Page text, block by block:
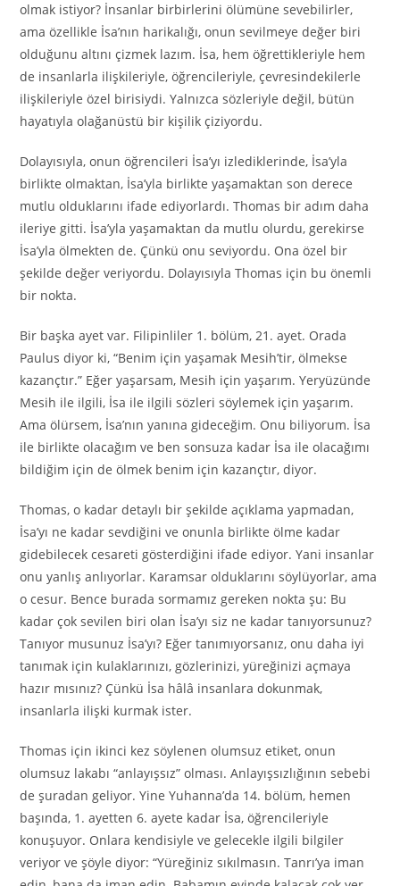
olmak istiyor? İnsanlar birbirlerini ölümüne sevebilirler,
ama özellikle İsa’nın harikalığı, onun sevilmeye değer biri
olduğunu altını çizmek lazım. İsa, hem öğrettikleriyle hem
de insanlarla ilişkileriyle, öğrencileriyle, çevresindekilerle
ilişkileriyle özel birisiydi. Yalnızca sözleriyle değil, bütün
hayatıyla olağanüstü bir kişilik çiziyordu.
Dolayısıyla, onun öğrencileri İsa’yı izlediklerinde, İsa’yla
birlikte olmaktan, İsa’yla birlikte yaşamaktan son derece
mutlu olduklarını ifade ediyorlardı. Thomas bir adım daha
ileriye gitti. İsa’yla yaşamaktan da mutlu olurdu, gerekirse
İsa’yla ölmekten de. Çünkü onu seviyordu. Ona özel bir
şekilde değer veriyordu. Dolayısıyla Thomas için bu önemli
bir nokta.
Bir başka ayet var. Filipinliler 1. bölüm, 21. ayet. Orada
Paulus diyor ki, “Benim için yaşamak Mesih’tir, ölmekse
kazançtır.” Eğer yaşarsam, Mesih için yaşarım. Yeryüzünde
Mesih ile ilgili, İsa ile ilgili sözleri söylemek için yaşarım.
Ama ölürsem, İsa’nın yanına gideceğim. Onu biliyorum. İsa
ile birlikte olacağım ve ben sonsuza kadar İsa ile olacağımı
bildiğim için de ölmek benim için kazançtır, diyor.
Thomas, o kadar detaylı bir şekilde açıklama yapmadan,
İsa’yı ne kadar sevdiğini ve onunla birlikte ölme kadar
gidebilecek cesareti gösterdiğini ifade ediyor. Yani insanlar
onu yanlış anlıyorlar. Karamsar olduklarını söylüyorlar, ama
o cesur. Bence burada sormamız gereken nokta şu: Bu
kadar çok sevilen biri olan İsa’yı siz ne kadar tanıyorsunuz?
Tanıyor musunuz İsa’yı? Eğer tanımıyorsanız, onu daha iyi
tanımak için kulaklarınızı, gözlerinizi, yüreğinizi açmaya
hazır mısınız? Çünkü İsa hâlâ insanlara dokunmak,
insanlarla ilişki kurmak ister.
Thomas için ikinci kez söylenen olumsuz etiket, onun
olumsuz lakabı “anlayışsız” olması. Anlayışsızlığının sebebi
de şuradan geliyor. Yine Yuhanna’da 14. bölüm, hemen
başında, 1. ayetten 6. ayete kadar İsa, öğrencileriyle
konuşuyor. Onlara kendisiyle ve gelecekle ilgili bilgiler
veriyor ve şöyle diyor: “Yüreğiniz sıkılmasın. Tanrı’ya iman